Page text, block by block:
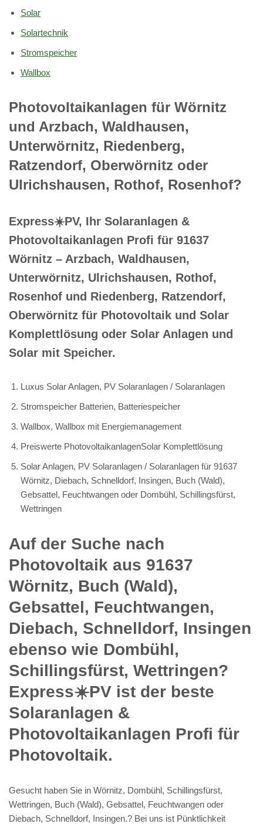
Solar
Solartechnik
Stromspeicher
Wallbox
Photovoltaikanlagen für Wörnitz
und Arzbach, Waldhausen,
Unterwörnitz, Riedenberg,
Ratzendorf, Oberwörnitz oder
Ulrichshausen, Rothof, Rosenhof?
Express☀️PV️, Ihr Solaranlagen &
Photovoltaikanlagen Profi für 91637
Wörnitz – Arzbach, Waldhausen,
Unterwörnitz, Ulrichshausen, Rothof,
Rosenhof und Riedenberg, Ratzendorf,
Oberwörnitz für Photovoltaik und Solar
Komplettlösung oder Solar Anlagen und
Solar mit Speicher.
Luxus Solar Anlagen, PV Solaranlagen / Solaranlagen
Stromspeicher Batterien, Batteriespeicher
Wallbox, Wallbox mit Energiemanagement
Preiswerte PhotovoltaikanlagenSolar Komplettlösung
Solar Anlagen, PV Solaranlagen / Solaranlagen für 91637
Wörnitz, Diebach, Schnelldorf, Insingen, Buch (Wald),
Gebsattel, Feuchtwangen oder Dombühl, Schillingsfürst,
Wettringen
Auf der Suche nach
Photovoltaik aus 91637
Wörnitz, Buch (Wald),
Gebsattel, Feuchtwangen,
Diebach, Schnelldorf, Insingen
ebenso wie Dombühl,
Schillingsfürst, Wettringen?
Express☀️PV️ ist der beste
Solaranlagen &
Photovoltaikanlagen Profi für
Photovoltaik.
Gesucht haben Sie in Wörnitz, Dombühl, Schillingsfürst,
Wettringen, Buch (Wald), Gebsattel, Feuchtwangen oder
Diebach, Schnelldorf, Insingen.? Bei uns ist Pünktlichkeit